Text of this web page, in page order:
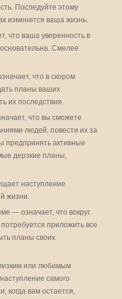
Последуйте этому
изменится ваша жизнь.
что ваша уверенность в
Смелее
что в скором
планы ваших
их последствия.
что вы сможете
людей, повести их за
предпринять активные
дерзкие планы,
наступление
жизни.
— означает, что вокруг
приложить все
планы своих
или любимым
самого
когда вам остается,